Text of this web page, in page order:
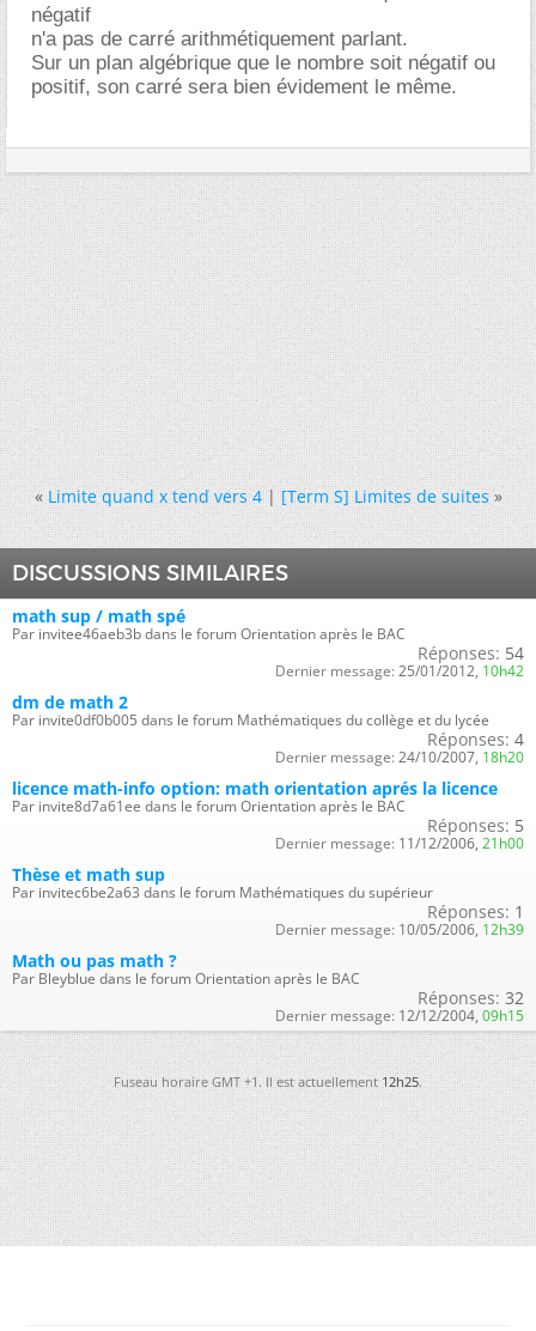
négatif
n'a pas de carré arithmétiquement parlant.
Sur un plan algébrique que le nombre soit négatif ou
positif, son carré sera bien évidement le même.
« Limite quand x tend vers 4|[Term S] Limites de suites »
DISCUSSIONS SIMILAIRES
math sup / math spé
Par invitee46aeb3b dans le forum Orientation après le BAC
Réponses: 54
Dernier message: 25/01/2012, 10h42
dm de math 2
Par invite0df0b005 dans le forum Mathématiques du collège et du lycée
Réponses: 4
Dernier message: 24/10/2007, 18h20
licence math-info option: math orientation aprés la licence
Par invite8d7a61ee dans le forum Orientation après le BAC
Réponses: 5
Dernier message: 11/12/2006, 21h00
Thèse et math sup
Par invitec6be2a63 dans le forum Mathématiques du supérieur
Réponses: 1
Dernier message: 10/05/2006, 12h39
Math ou pas math ?
Par Bleyblue dans le forum Orientation après le BAC
Réponses: 32
Dernier message: 12/12/2004, 09h15
Fuseau horaire GMT +1. Il est actuellement12h25.